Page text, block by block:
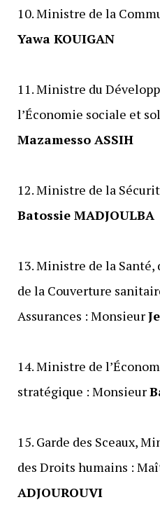
‎10. Ministre de la
Yawa KOUIGAN
‎11. Ministre du
l’Économie sociale et
Mazamesso ASSIH
‎12. Ministre de la
Batossie MADJOULBA
‎13. Ministre de la Santé,
de la Couverture
Assurances : Monsieur
‎14. Ministre de
stratégique : Monsieur
‎15. Garde des Sceaux,
des Droits humains :
ADJOUROUVI